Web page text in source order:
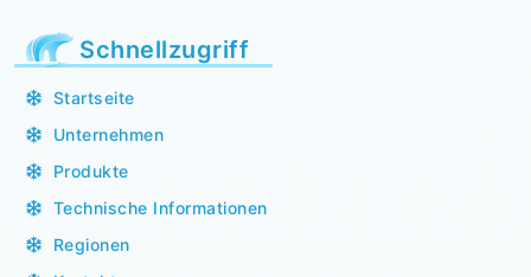
Schnellzugriff
Startseite
Unternehmen
Produkte
Technische Informationen
Regionen